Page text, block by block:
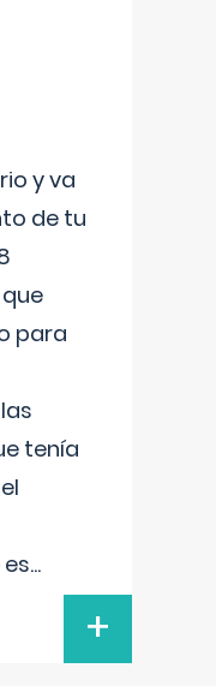
y va
de tu
para
tenía
...
+